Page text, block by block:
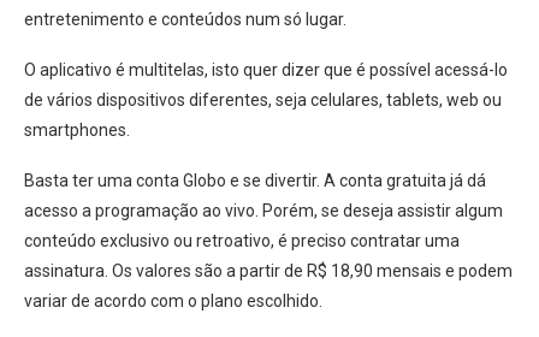
entretenimento e conteúdos num só lugar.
O aplicativo é multitelas, isto quer dizer que é possível acessá-lo
de vários dispositivos diferentes, seja celulares, tablets, web ou
smartphones.
Basta ter uma conta Globo e se divertir. A conta gratuita já dá
acesso a programação ao vivo. Porém, se deseja assistir algum
conteúdo exclusivo ou retroativo, é preciso contratar uma
assinatura. Os valores são a partir de R$ 18,90 mensais e podem
variar de acordo com o plano escolhido.